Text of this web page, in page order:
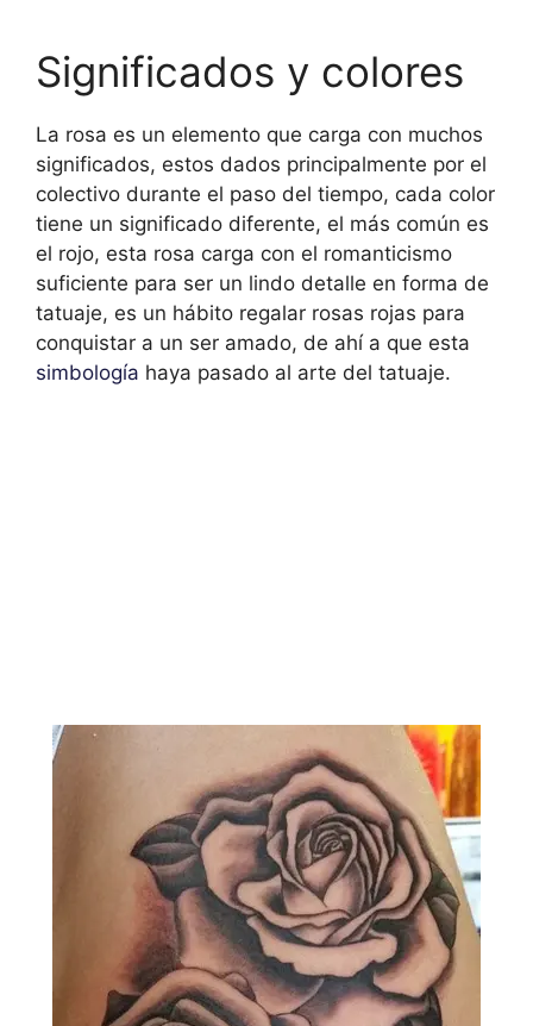
Significados y colores
La rosa es un elemento que carga con muchos
significados, estos dados principalmente por el
colectivo durante el paso del tiempo, cada color
tiene un significado diferente, el más común es
el rojo, esta rosa carga con el romanticismo
suficiente para ser un lindo detalle en forma de
tatuaje, es un hábito regalar rosas rojas para
conquistar a un ser amado, de ahí a que esta
simbología haya pasado al arte del tatuaje.